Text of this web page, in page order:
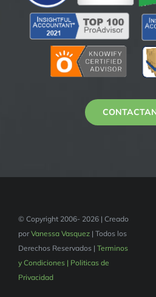
© Copyright 2006- 2026 | Creado
porVanessa Vasquez| Todos los
Derechos Reservados | Terminos
y Condiciones | Politicas de
Privacidad